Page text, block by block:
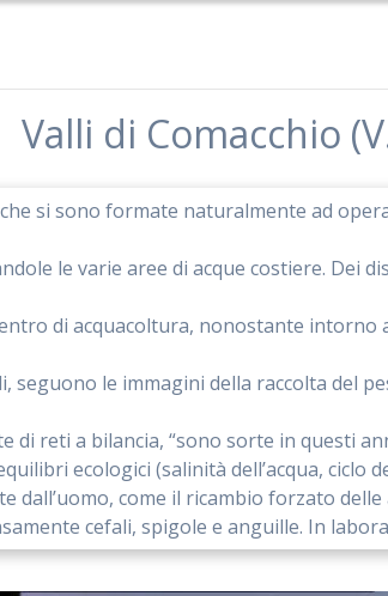
Valli di Comacchio
si sono formate naturalmente ad
le varie aree di acque costiere.
di acquacoltura, nonostante
le immagini della raccolta del
di reti a bilancia, “sono sorte in questi
ecologici (salinità dell’acqua,
come il ricambio forzato delle
cefali, spigole e anguille. In